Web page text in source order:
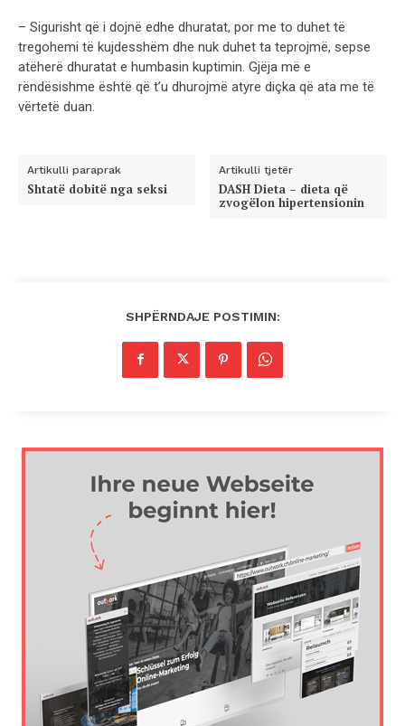
– Sigurisht që i dojnë edhe dhuratat, por me to duhet të
tregohemi të kujdesshëm dhe nuk duhet ta teprojmë, sepse
atëherë dhuratat e humbasin kuptimin. Gjëja më e
rëndësishme është që t’u dhurojmë atyre diçka që ata me të
vërtetë duan.
Artikulli paraprak
Shtatë dobitë nga seksi
Artikulli tjetër
DASH Dieta – dieta që
zvogëlon hipertensionin
SHPËRNDAJE POSTIMIN: